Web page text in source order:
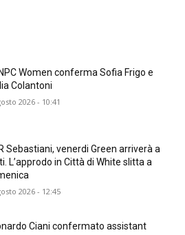
Women conferma Sofia Frigo e
Colantoni
2026 - 10:41
Sebastiani, venerdi Green arriverà a
L’approdo in Città di White slitta a
2026 - 12:45
Ciani confermato assistant